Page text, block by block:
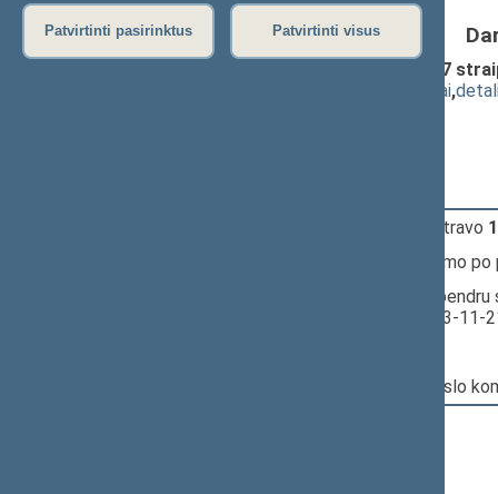
Patvirtinti pasirinktus Patvirtinti visus
Švietimo įstatymo Nr. I-1489 41 ir 67
susiję dokumentai,
(užsiregistravo
dėl pritarimo
Įvyko balsavimas. Pritarta
Seimo posėdyje datą - 2023-11-
Pagrindinis: Švietimo ir mokslo